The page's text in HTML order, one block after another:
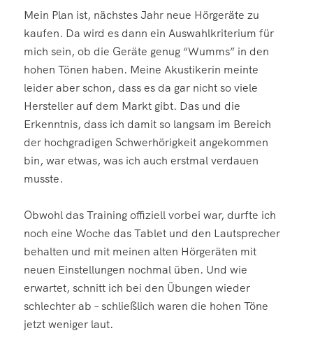
Mein Plan ist, nächstes Jahr neue Hörgeräte zu
kaufen. Da wird es dann ein Auswahlkriterium für
mich sein, ob die Geräte genug “Wumms” in den
hohen Tönen haben. Meine Akustikerin meinte
leider aber schon, dass es da gar nicht so viele
Hersteller auf dem Markt gibt. Das und die
Erkenntnis, dass ich damit so langsam im Bereich
der hochgradigen Schwerhörigkeit angekommen
bin, war etwas, was ich auch erstmal verdauen
musste.
Obwohl das Training offiziell vorbei war, durfte ich
noch eine Woche das Tablet und den Lautsprecher
behalten und mit meinen alten Hörgeräten mit
neuen Einstellungen nochmal üben. Und wie
erwartet, schnitt ich bei den Übungen wieder
schlechter ab – schließlich waren die hohen Töne
jetzt weniger laut.